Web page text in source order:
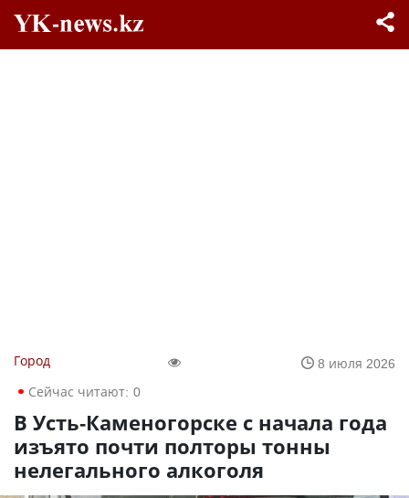
Город
8 июля 2026
Сейчас читают: 0
В Усть-Каменогорске с начала года
изъято почти полторы тонны
нелегального алкоголя